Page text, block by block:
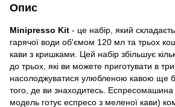
Опис
Minipresso Kit - це набір, який
гарячої води об'ємом 120 мл та трьох
кави з кришками. Цей набір збільшує
до трьох, які ви можете приготувати в
насолоджуватися улюбленою кавою ще
того, де ви знаходитесь.
модель готує еспресо з меленої кави)